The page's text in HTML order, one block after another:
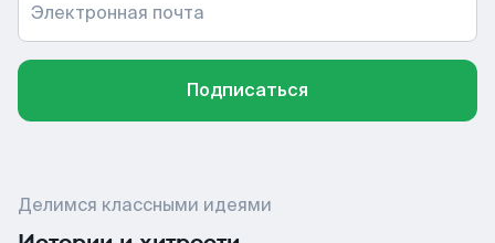
Электронная почта
Подписаться
Делимся классными идеями